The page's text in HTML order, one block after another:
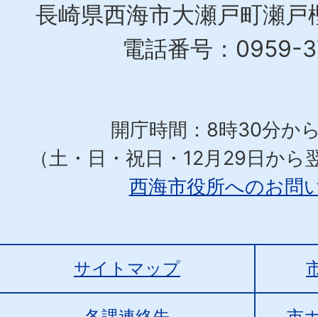
長崎県西海市大瀬戸町瀬
電話番号：0959-
開庁時間：8時30分か
（土・日・祝日・12月29日から
西海市役所へのお問
サイトマップ